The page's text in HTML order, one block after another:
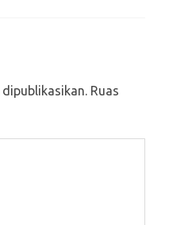
Ruas